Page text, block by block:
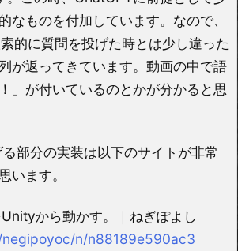
なものを付加しています。なので、
的に質問を投げた時とは少し違った
が返ってきています。動画の中で語
」が付いているのとかが分かると思
部分の実装は以下のサイトが非常
います。
から動かす。｜ねぎぽよし
n/n88189e590ac3